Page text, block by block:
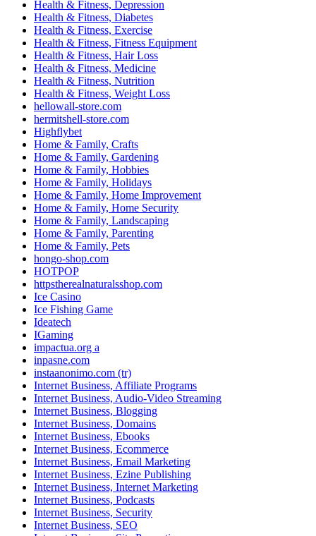
Health & Fitness, Depression
Health & Fitness, Diabetes
Health & Fitness, Exercise
Health & Fitness, Fitness Equipment
Health & Fitness, Hair Loss
Health & Fitness, Medicine
Health & Fitness, Nutrition
Health & Fitness, Weight Loss
hellowall-store.com
hermitshell-store.com
Highflybet
Home & Family, Crafts
Home & Family, Gardening
Home & Family, Hobbies
Home & Family, Holidays
Home & Family, Home Improvement
Home & Family, Home Security
Home & Family, Landscaping
Home & Family, Parenting
Home & Family, Pets
hongo-shop.com
HOTPOP
httpstherealnaturalsshop.com
Ice Casino
Ice Fishing Game
Ideatech
IGaming
impactua.org a
inpasne.com
instaanonimo.com (tr)
Internet Business, Affiliate Programs
Internet Business, Audio-Video Streaming
Internet Business, Blogging
Internet Business, Domains
Internet Business, Ebooks
Internet Business, Ecommerce
Internet Business, Email Marketing
Internet Business, Ezine Publishing
Internet Business, Internet Marketing
Internet Business, Podcasts
Internet Business, Security
Internet Business, SEO